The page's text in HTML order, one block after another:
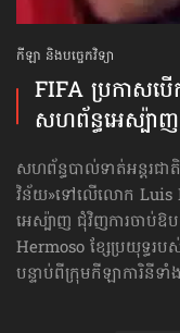
កីឡា និងបច្ចេកវិទ្យា
FIFA ប្រកាសបើ
សហព័ន្ធ​អេស្ប៉ាញ
សហព័ន្ធបាល់ទាត់អន្តរជា
វិន័យ»​ទៅលើលោក Luis
អេស្ប៉ាញ ជុំវិញការចាប់ឱ
Hermoso ខ្សែប្រយុទ្ធរប
បន្ទាប់ពីក្រុមកីឡាការិនីទ